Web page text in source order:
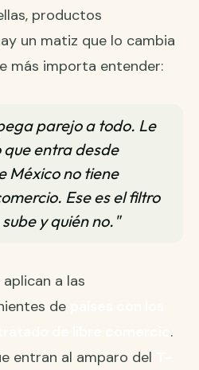
productos
un matiz que lo cambia
más importa entender:
parejo a todo. Le
entra desde
México no tiene
Ese es el filtro
y quién no."
a las
de
.
entran al amparo del